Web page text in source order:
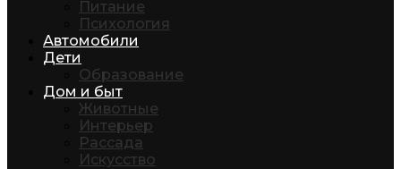
Питание
Психология
Автомобили
Дети
Образование
Дом и быт
Животные
Интерьер
Рассада
Искусство